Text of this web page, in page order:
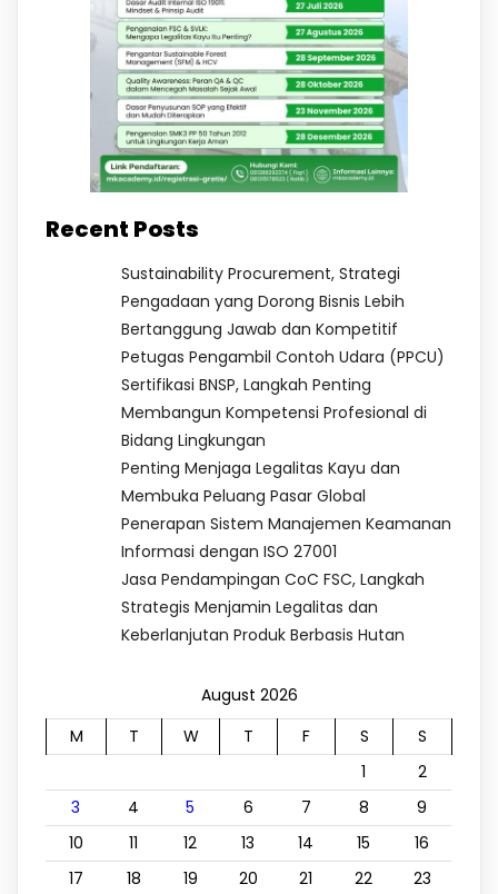
Recent Posts
Sustainability Procurement, Strategi
Pengadaan yang Dorong Bisnis Lebih
Bertanggung Jawab dan Kompetitif
Petugas Pengambil Contoh Udara (PPCU)
Sertifikasi BNSP, Langkah Penting
Membangun Kompetensi Profesional di
Bidang Lingkungan
Penting Menjaga Legalitas Kayu dan
Membuka Peluang Pasar Global
Penerapan Sistem Manajemen Keamanan
Informasi dengan ISO 27001
Jasa Pendampingan CoC FSC, Langkah
Strategis Menjamin Legalitas dan
Keberlanjutan Produk Berbasis Hutan
August 2026
M
T W T F S
S
1
2
3
4 5 6 7 8
9
10
11 12 13 14 15
16
17
18 19 20 21 22
23